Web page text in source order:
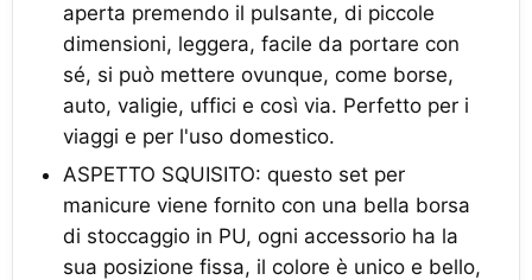
aperta premendo il pulsante, di piccole
dimensioni, leggera, facile da portare con
sé, si può mettere ovunque, come borse,
auto, valigie, uffici e così via. Perfetto per i
viaggi e per l'uso domestico.
ASPETTO SQUISITO: questo set per
manicure viene fornito con una bella borsa
di stoccaggio in PU, ogni accessorio ha la
sua posizione fissa, il colore è unico e bello,